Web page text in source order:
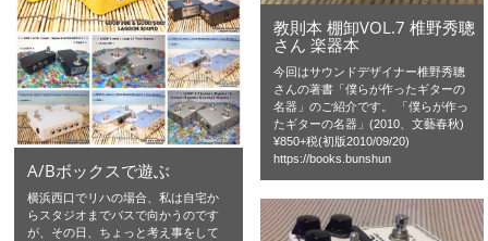
教則本 棚卸VOL.7 椎野秀聰
さん 楽器本
今回はサウンドデザイナー椎野秀聰
さんの著書「僕らが作ったギターの
名器」のご紹介です。 「僕らが作っ
たギターの名器」(2010、文藝春秋)
¥850+税(初版2010/09/20)
https://books.bunshun
A/Bボックスで遊ぶ
横浜西口でリハの場合、私は自宅か
らスタジオまでバスで向かうのです
が、その日、ちょっと考え事をして